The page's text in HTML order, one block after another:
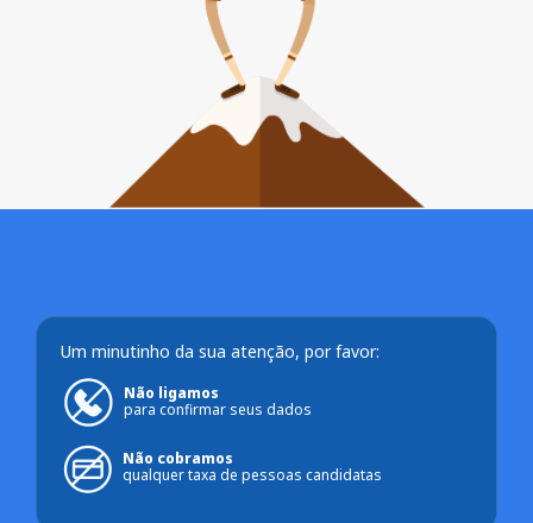
Um minutinho da sua atenção, por favor:
Não ligamos
para confirmar seus dados
Não cobramos
qualquer taxa de pessoas candidatas